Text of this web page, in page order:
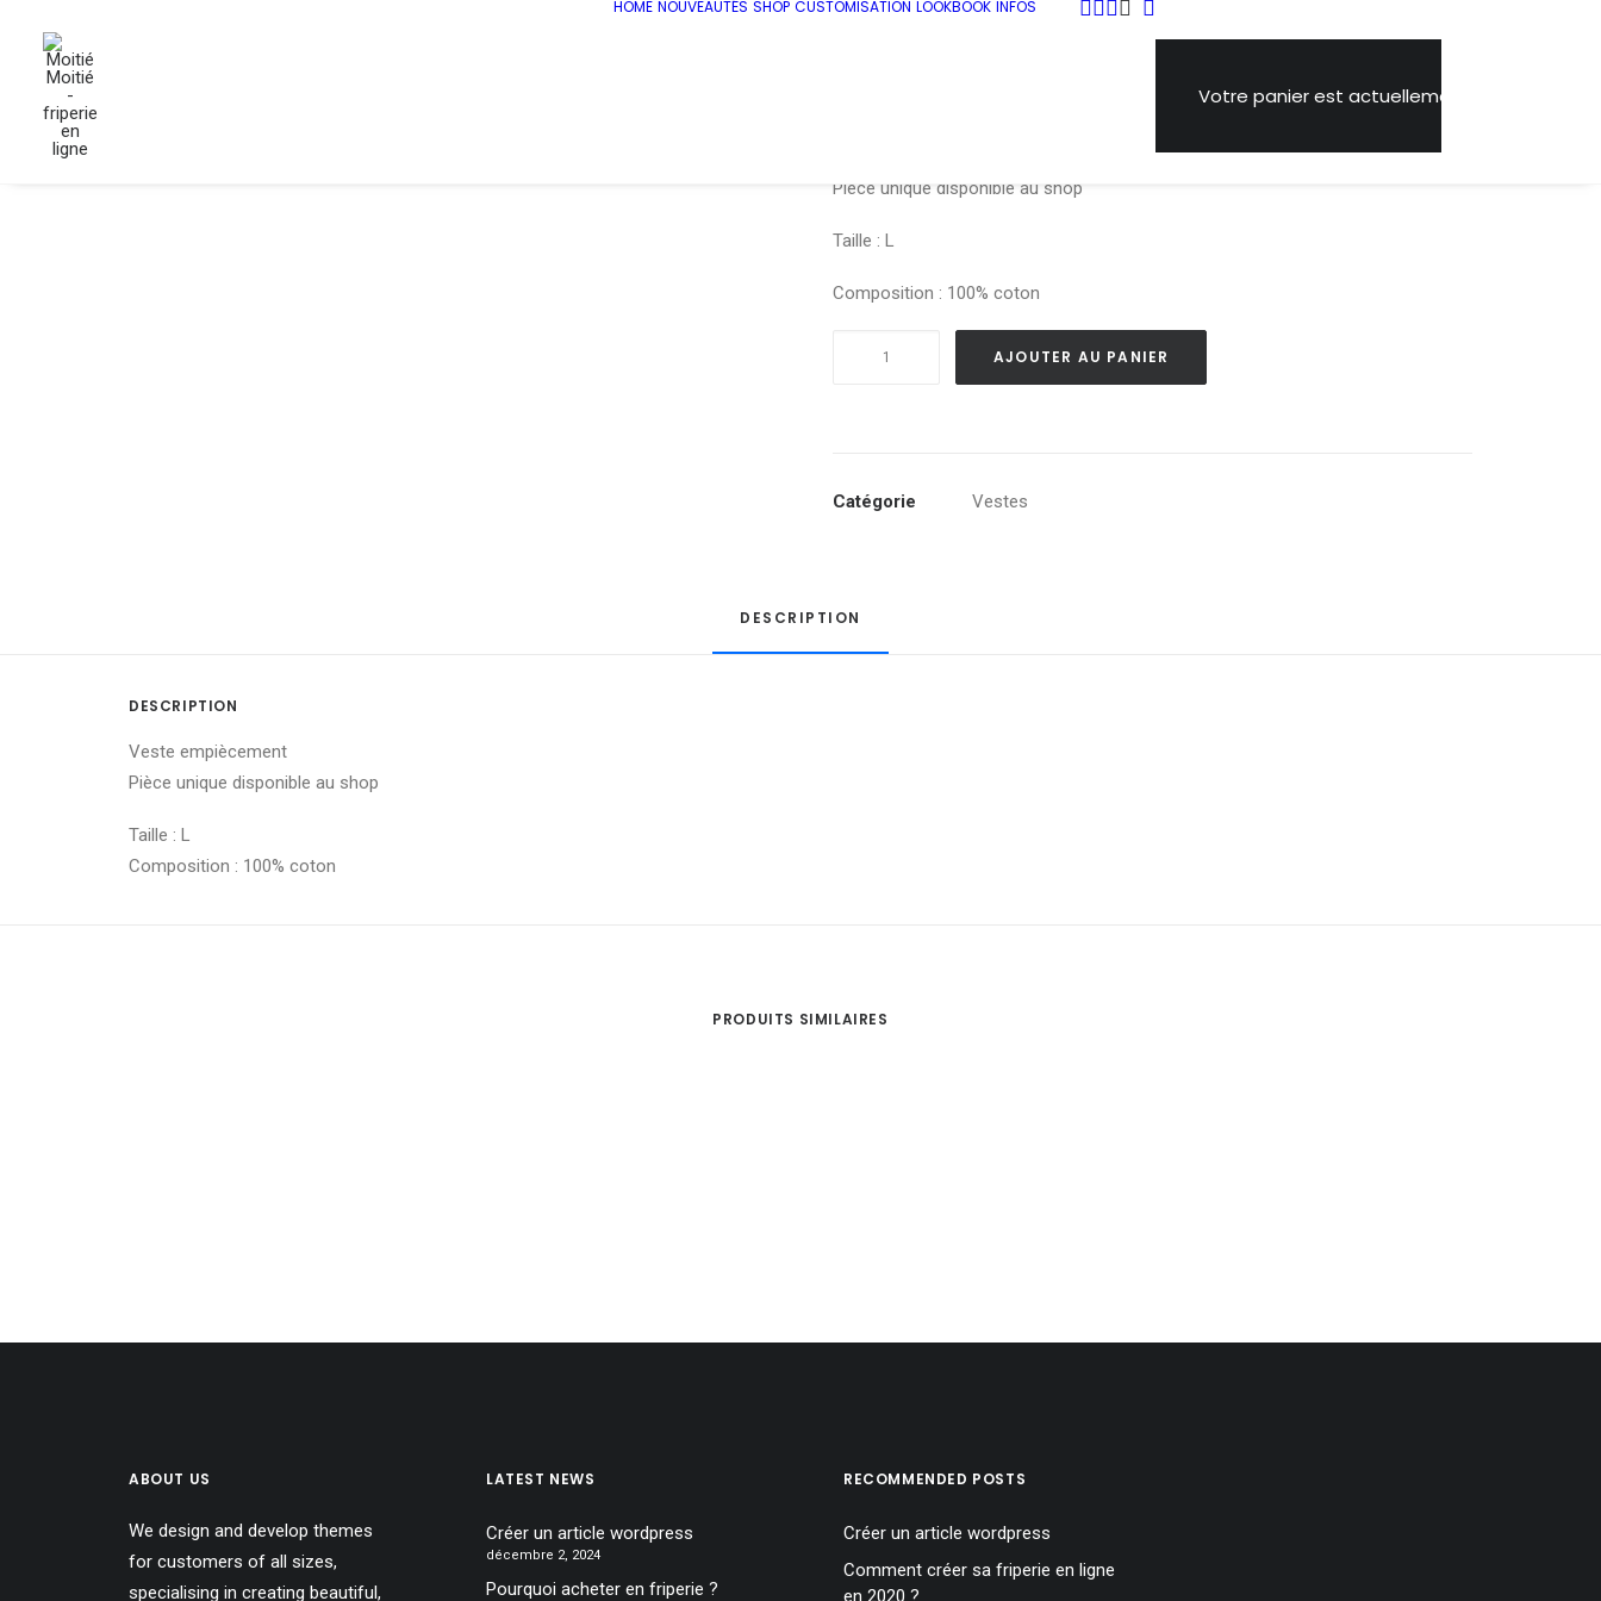
HOME NOUVEAUTÉS SHOP CUSTOMISATION LOOKBOOK INFOS
Votre panier est actuellement vide.
Pièce unique disponible au shop
Taille : L
Composition : 100% coton
Taille
AJOUTER AU PANIER
Catégorie Vestes
DESCRIPTION
DESCRIPTION
Veste empiècement
Pièce unique disponible au shop
Taille : L
Composition : 100% coton
PRODUITS SIMILAIRES
ABOUT US
We design and develop themes
for customers of all sizes,
specialising in creating beautiful,
LATEST NEWS
Créer un article wordpress
décembre 2, 2024
Pourquoi acheter en friperie ?
RECOMMENDED POSTS
Créer un article wordpress
Comment créer sa friperie en ligne
en 2020 ?